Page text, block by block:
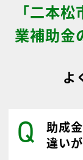
「二本
業補助金
よ
Q
助成
違い